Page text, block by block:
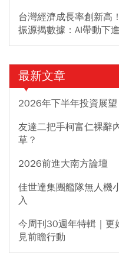
台灣經濟成長率創新高
振源揭數據：AI帶動下
最新文章
2026年下半年投資展
友達二把手柯富仁裸辭
草？
2026前進大南方論壇
佳世達集團艦隊無人機
入
今周刊30週年特輯｜更
見前瞻行動